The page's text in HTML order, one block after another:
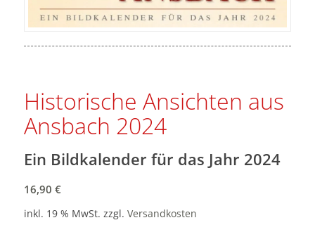
Historische Ansichten aus
Ansbach 2024
Ein Bildkalender für das Jahr 2024
16,90 €
inkl. 19 % MwSt. zzgl. Versandkosten